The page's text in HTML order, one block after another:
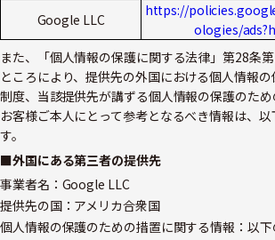
Google LLC
https://
ologies/
また、「個人情報の保護に関する法律」第28条
ところにより、提供先の外国における個人情報の
制度、当該提供先が講ずる個人情報の保護のた
お客様ご本人にとって参考となるべき情報は、
す。
■外国にある第三者の提供先
事業者名：Google LLC
提供先の国：アメリカ合衆国
個人情報の保護のための措置に関する情報：以下